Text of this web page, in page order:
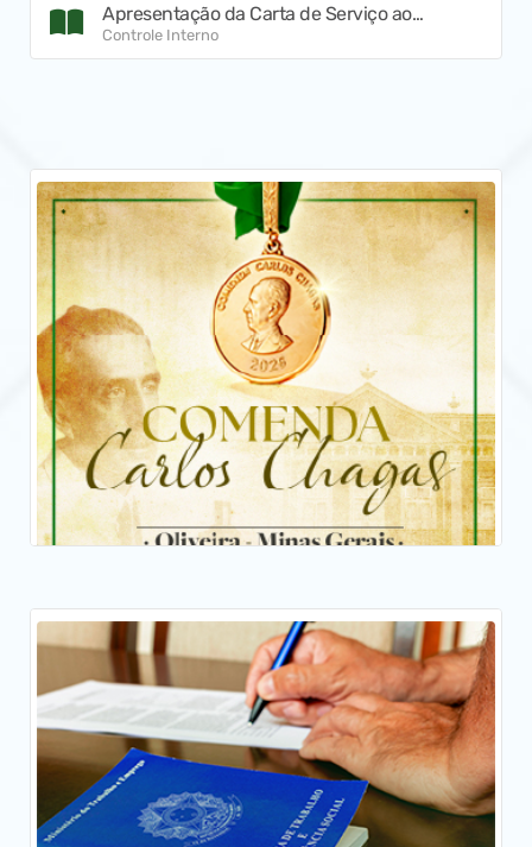
Apresentação da Carta de Serviço ao
Usuário e seus pormenores
Controle Interno